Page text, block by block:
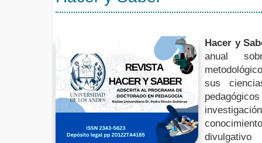
Hacer y
anual
sus